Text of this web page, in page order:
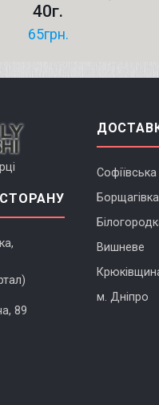
40г.
65грн.
89
Борщагівка
Вишневе
м. Дніпро